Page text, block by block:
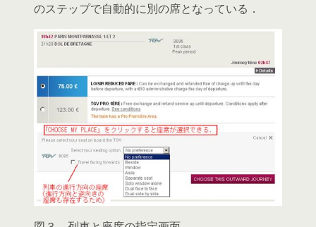
のステップで自動的に別の席となっている．